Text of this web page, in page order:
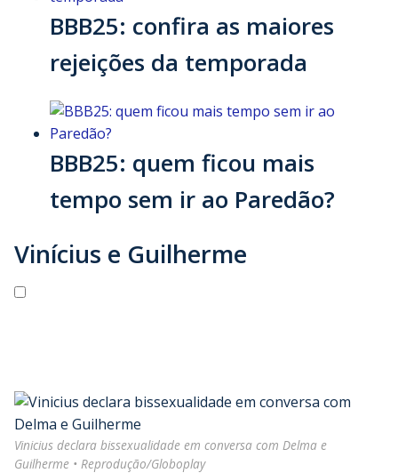
BBB25: confira as maiores
rejeições da temporada
BBB25: quem ficou mais
tempo sem ir ao Paredão?
Vinícius e Guilherme
Vinicius declara bissexualidade em conversa com Delma e
Guilherme • Reprodução/Globoplay